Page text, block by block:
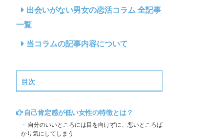
出会いがない男女の恋活コラム 全記事
一覧
当コラムの記事内容について
目次
自己肯定感が低い女性の特徴とは？
自分のいいところには目を向けずに、悪いところば
かり気にしてしまう